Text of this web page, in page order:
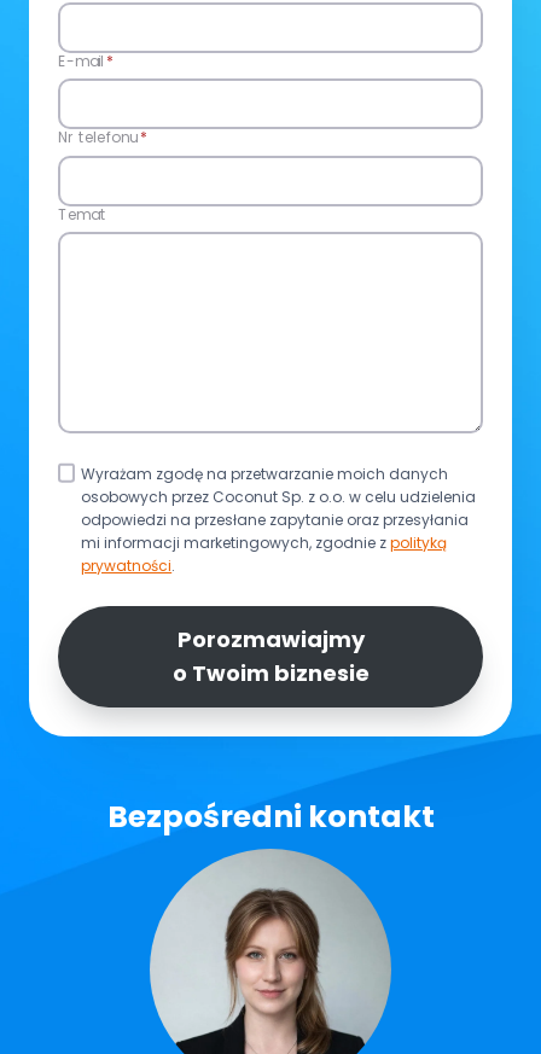
E-mail *
Nr telefonu*
Temat
Polityka
prywatności
Wyrażam zgodę na przetwarzanie moich danych
osobowych przez Coconut Sp. z o.o. w celu udzielenia
odpowiedzi na przesłane zapytanie oraz przesyłania
mi informacji marketingowych, zgodnie zpolityką
prywatności.
Porozmawiajmy
o Twoim biznesie
Bezpośredni kontakt